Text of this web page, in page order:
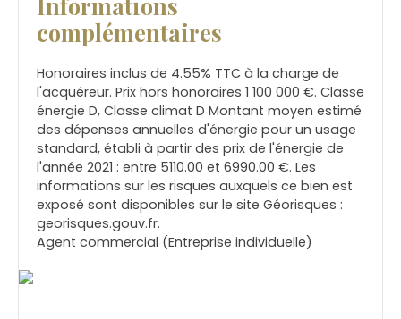
complémentaires
Honoraires inclus de 4.55% TTC à la charge de
l'acquéreur. Prix hors honoraires 1 100 000 €. Classe
énergie D, Classe climat D Montant moyen estimé
des dépenses annuelles d'énergie pour un usage
standard, établi à partir des prix de l'énergie de
l'année 2021 : entre 5110.00 et 6990.00 €. Les
informations sur les risques auxquels ce bien est
exposé sont disponibles sur le site Géorisques :
georisques.gouv.fr.
Agent commercial (Entreprise individuelle)